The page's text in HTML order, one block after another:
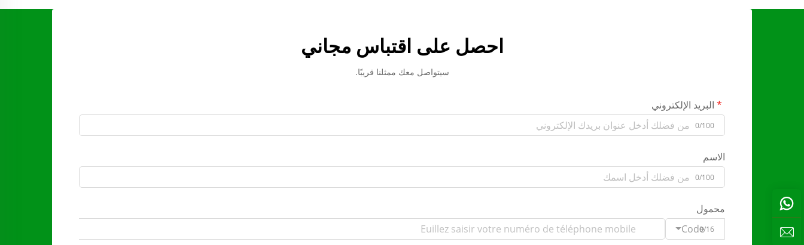
احصل على اقتباس مجاني
سيتواصل معك ممثلنا قريبًا.
البريد الإلكتروني
0/100
الاسم
0/100
محمول
Code0/16